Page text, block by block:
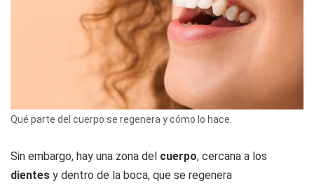
Qué parte del cuerpo se regenera y cómo lo hace.
Sin embargo, hay una zona del cuerpo, cercana a los
dientes y dentro de la boca, que se regenera